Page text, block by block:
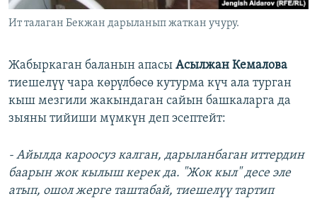
Ит талаган Бекжан дарыланып жаткан учуру.
Жабыркаган баланын апасы Асылжан Кемалова
тиешелүү чара көрүлбөсө кутурма күч ала турган
кыш мезгили жакындаган сайын башкаларга да
зыяны тийиши мүмкүн деп эсептейт:
- Айылда кароосуз калган, дарыланбаган иттердин
баарын жок кылыш керек да. "Жок кыл" десе эле
атып, ошол жерге таштабай, тиешелүү тартип